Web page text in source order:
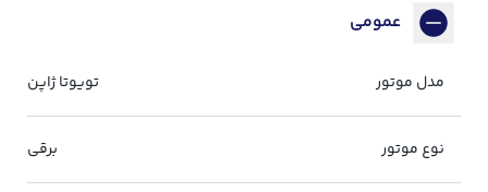
عمومی
مدل موتور تویوتا ژاپن
نوع موتور برقی